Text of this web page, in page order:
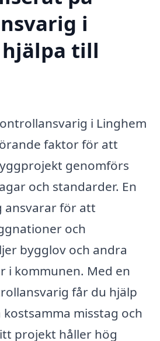
i
till
i Linghem
faktor för att
genomförs
och standarder. En
ansvarar för att
och
bygglov och andra
i kommunen. Med en
får du hjälp
misstag och
projekt håller hög